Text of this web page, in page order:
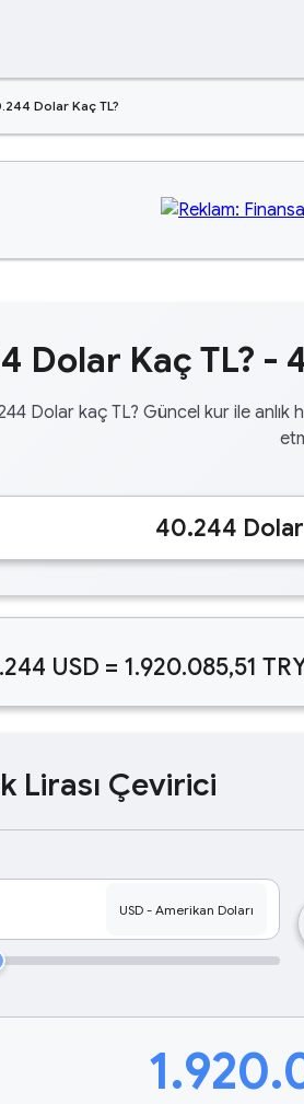
Dolar Kaç TL?
Dolar Kaç TL? -
Dolar kaç TL? Güncel kur ile anlık
40.244
USD = 1.920.085,51
Lirası Çevirici